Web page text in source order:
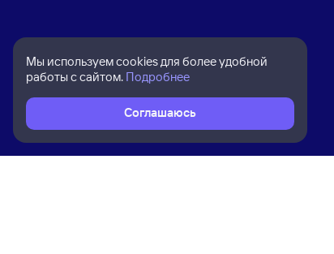
Мы используем cookies для более удобной
работы с сайтом. Подробнее
Соглашаюсь